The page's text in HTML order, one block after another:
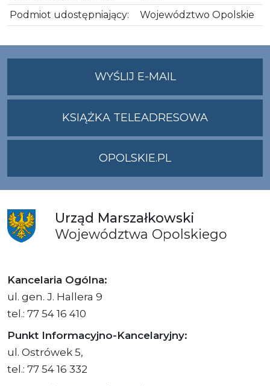
Podmiot udostępniający:
Województwo Opolskie
WYŚLIJ E-MAILNA
ADRES
KSIĄŻKA TELEADRESOWA
OPOLSKIE.PL
Urząd Marszałkowski
Województwa Opolskiego
Kancelaria Ogólna:
ul. gen. J. Hallera 9
tel.: 77 54 16 410
Punkt Informacyjno-Kancelaryjny:
ul. Ostrówek 5,
tel.: 77 54 16 332